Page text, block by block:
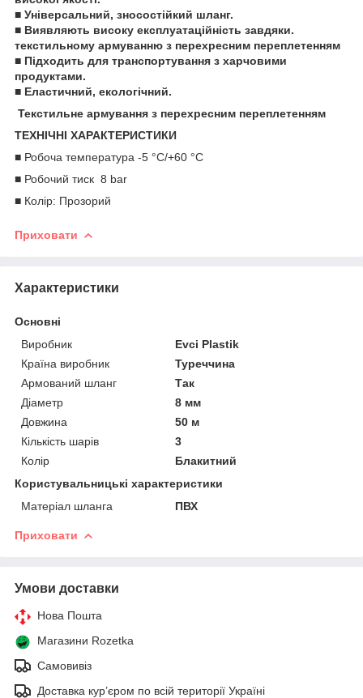
■ Універсальний, зносостійкий шланг.
■ Виявляють високу експлуатаційність завдяки.
текстильному армуванню з перехресним переплетенням
■ Підходить для транспортування з харчовими
продуктами.
■ Еластичний, екологічний.
Текстильне армування з перехресним переплетенням
ТЕХНІЧНІ ХАРАКТЕРИСТИКИ
■ Робоча температура -5 °C/+60 °C
■ Робочий тиск 8 bar
■ Колір: Прозорий
Приховати
Характеристики
Основні
Виробник
Evci Plastik
Країна виробник
Туреччина
Армований шланг
Так
Діаметр
8 мм
Довжина
50 м
Кількість шарів
3
Колір
Блакитний
Користувальницькі характеристики
Матеріал шланга
ПВХ
Приховати
Умови доставки
Нова Пошта
Магазини Rozetka
Самовивіз
Доставка кур’єром по всій території Україні